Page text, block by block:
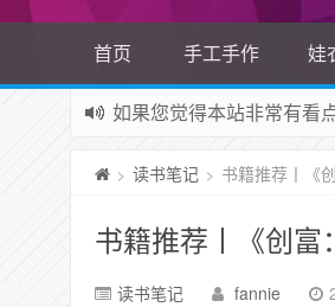
首页 手工手作 娃
如果您觉得本站非常有看
网站所有资源均来自网络
> 读书笔记 > 书籍推荐丨《
书籍推荐丨《创
读书笔记 fannie